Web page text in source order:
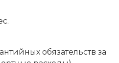
обязательств за